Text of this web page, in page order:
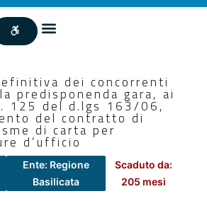
dei concorrenti
predisponenda gara, ai
125 del d.lgs 163/06,
del contratto di
di carta per
d’ufficio
Ente: Regione
Basilicata
Scaduto da:
205 mesi